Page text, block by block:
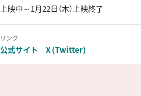
上映中～1月22日（木）上映終了
リンク
公式サイト X (Twitter)